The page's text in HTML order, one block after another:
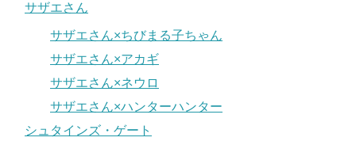
サザエさん
サザエさん×ちびまる子ちゃん
サザエさん×アカギ
サザエさん×ネウロ
サザエさん×ハンターハンター
シュタインズ・ゲート